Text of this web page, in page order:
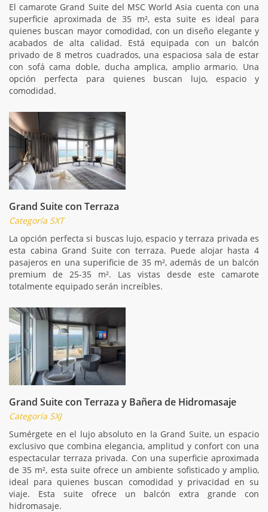
El camarote Grand Suite del MSC World Asia cuenta con una
superficie aproximada de 35 m², esta suite es ideal para
quienes buscan mayor comodidad, con un diseño elegante y
acabados de alta calidad. Está equipada con un balcón
privado de 8 metros cuadrados, una espaciosa sala de estar
con sofá cama doble, ducha amplica, amplio armario. Una
opción perfecta para quienes buscan lujo, espacio y
comodidad.
Grand Suite con Terraza
Categoría SXT
La opción perfecta si buscas lujo, espacio y terraza privada es
esta cabina Grand Suite con terraza. Puede alojar hasta 4
pasajeros en una superificie de 35 m², además de un balcón
premium de 25-35 m². Las vistas desde este camarote
totalmente equipado serán increíbles.
Grand Suite con Terraza y Bañera de Hidromasaje
Categoría SXJ
Sumérgete en el lujo absoluto en la Grand Suite, un espacio
exclusivo que combina elegancia, amplitud y confort con una
espectacular terraza privada. Con una superficie aproximada
de 35 m², esta suite ofrece un ambiente sofisticado y amplio,
ideal para quienes buscan comodidad y privacidad en su
viaje. Esta suite ofrece un balcón extra grande con
hidromasaje.